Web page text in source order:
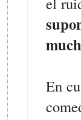
En